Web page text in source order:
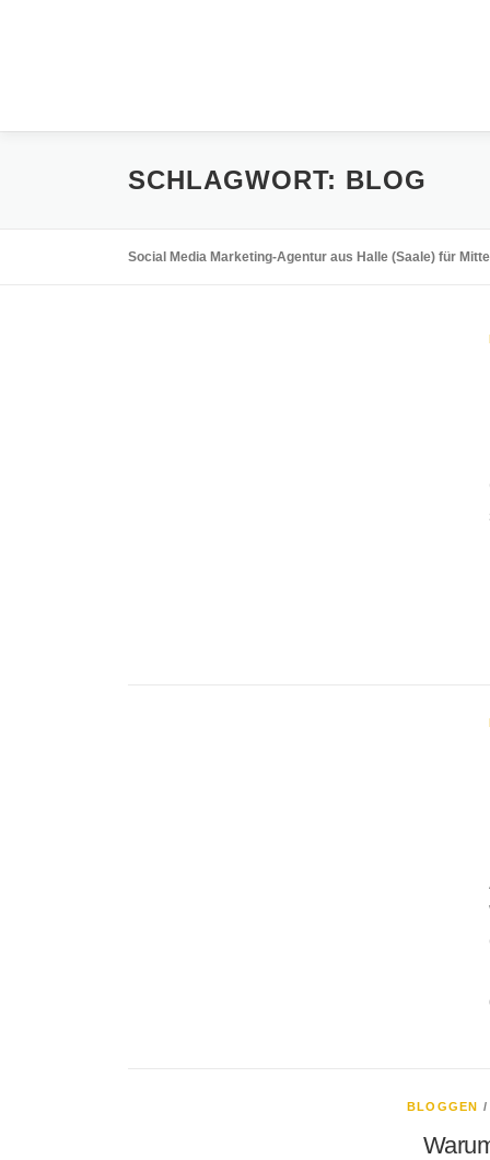
SCHLAGWORT: BLOG
Social Media Marketing-Agentur aus Halle (Saale) für
BLOGGEN